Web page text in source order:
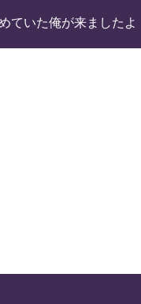
ていた俺が来ましたよ